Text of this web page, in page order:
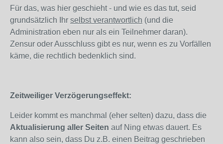
Für das, was hier geschieht - und wie es das tut, seid
grundsätzlich Ihr selbst verantwortlich (und die
Administration eben nur als ein Teilnehmer daran).
Zensur oder Ausschluss gibt es nur, wenn es zu Vorfällen
käme, die rechtlich bedenklich sind.
Zeitweiliger Verzögerungseffekt:
Leider kommt es manchmal (eher selten) dazu, dass die
Aktualisierung aller Seiten auf Ning etwas dauert. Es
kann also sein, dass Du z.B. einen Beitrag geschrieben